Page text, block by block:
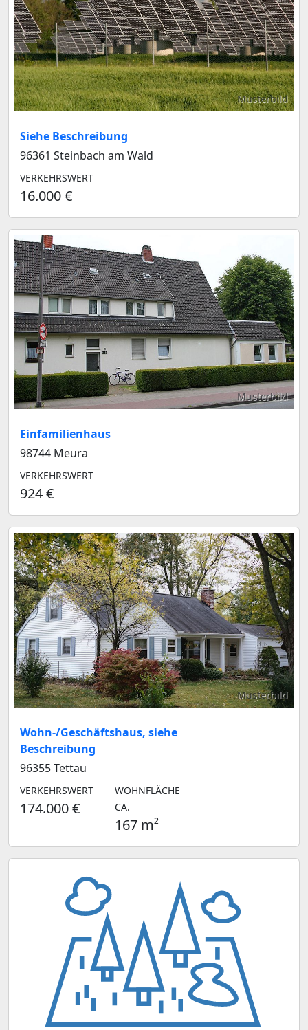
Musterbild
Siehe Beschreibung
96361 Steinbach am Wald
VERKEHRSWERT
16.000 €
Musterbild
Einfamilienhaus
98744 Meura
VERKEHRSWERT
924 €
Musterbild
Wohn-/Geschäftshaus, siehe
Beschreibung
96355 Tettau
VERKEHRSWERT
174.000 €
WOHNFLÄCHE
CA.
167 m²